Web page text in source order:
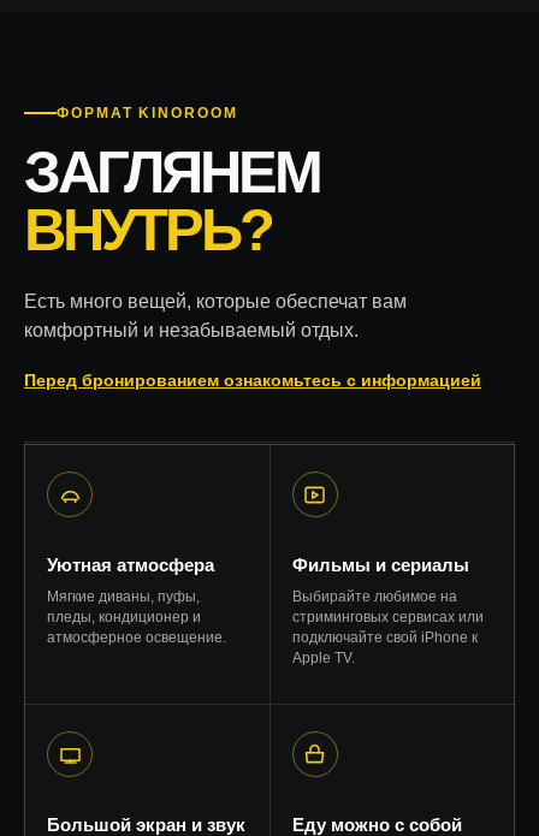
ФОРМАТ KINOROOM
ЗАГЛЯНЕМ
ВНУТРЬ?
Есть много вещей, которые обеспечат вам
комфортный и незабываемый отдых.
Перед бронированием ознакомьтесь с информацией
Уютная атмосфера
Мягкие диваны, пуфы,
пледы, кондиционер и
атмосферное освещение.
Фильмы и сериалы
Выбирайте любимое на
стриминговых сервисах или
подключайте свой iPhone к
Apple TV.
Большой экран и звук Еду можно с собой